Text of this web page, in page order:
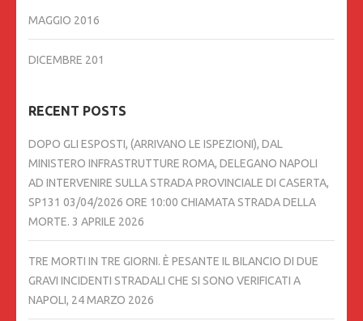
MAGGIO 2016
DICEMBRE 201
RECENT POSTS
DOPO GLI ESPOSTI, (ARRIVANO LE ISPEZIONI), DAL
MINISTERO INFRASTRUTTURE ROMA, DELEGANO NAPOLI
AD INTERVENIRE SULLA STRADA PROVINCIALE DI CASERTA,
SP131 03/04/2026 ORE 10:00 CHIAMATA STRADA DELLA
MORTE. 3 APRILE 2026
TRE MORTI IN TRE GIORNI. È PESANTE IL BILANCIO DI DUE
GRAVI INCIDENTI STRADALI CHE SI SONO VERIFICATI A
NAPOLI, 24 MARZO 2026